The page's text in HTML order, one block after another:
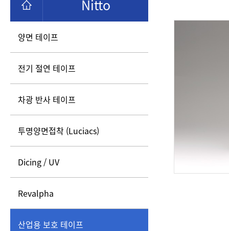
Nitto
양면 테이프
전기 절연 테이프
차광 반사 테이프
투명양면접착 (Luciacs)
Dicing / UV
Revalpha
산업용 보호 테이프